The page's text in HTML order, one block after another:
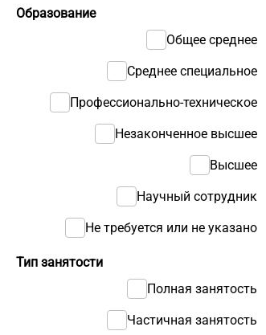
Тип занятости
Полная занятость
Частичная занятость
Образование
Общее среднее
Среднее специальное
Профессионально-техническое
Незаконченное высшее
Высшее
Научный сотрудник
Не требуется или не указано